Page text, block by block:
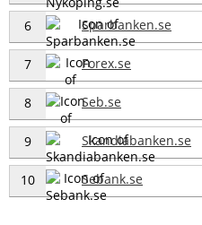
6 Sparbanken.se
7 Forex.se
8 Seb.se
9 Skandiabanken.se
10 Sebank.se